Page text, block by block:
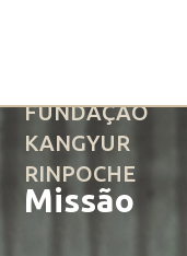
FUNDAÇÃO
KANGYUR
RINPOCHE
Missão